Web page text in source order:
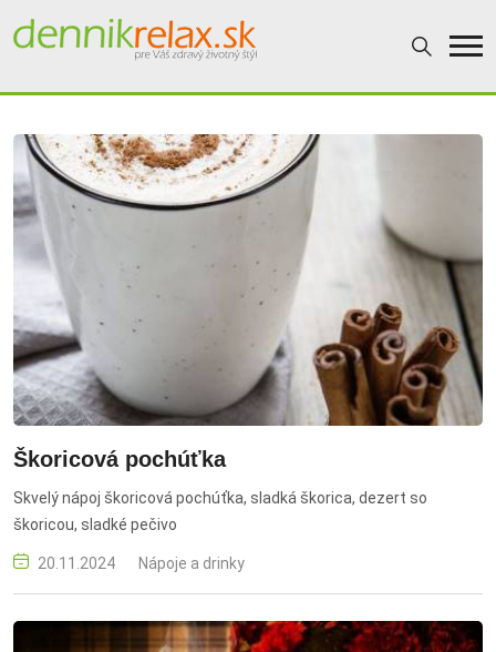
Dennikrelax
Škoricová pochúťka
Skvelý nápoj škoricová pochúťka, sladká škorica, dezert so
škoricou, sladké pečivo
20.11.2024 Nápoje a drinky